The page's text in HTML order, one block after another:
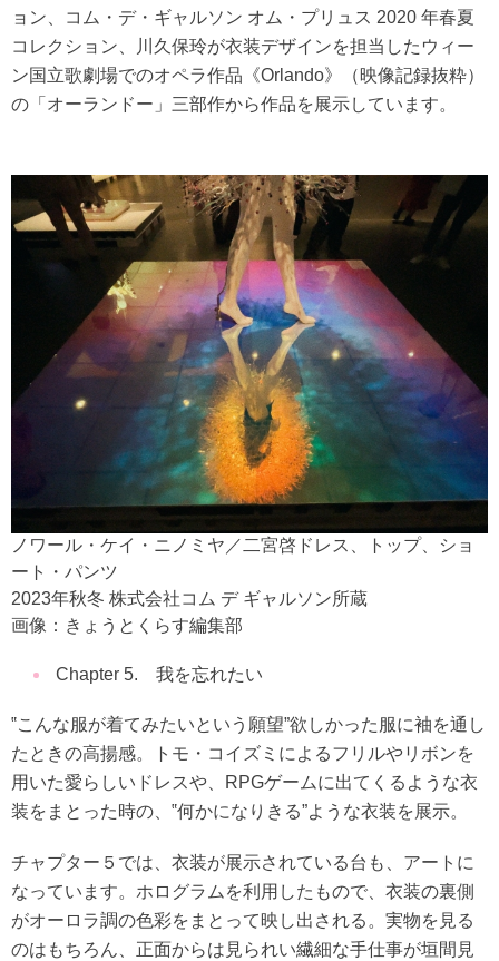
ョン、コム・デ・ギャルソン オム・プリュス 2020 年春夏
コレクション、川久保玲が衣装デザインを担当したウィー
ン国立歌劇場でのオペラ作品《Orlando》（映像記録抜粋）
の「オーランドー」三部作から作品を展示しています。
ノワール・ケイ・ニノミヤ／二宮啓ドレス、トップ、ショ
ート・パンツ
2023年秋冬 株式会社コム デ ギャルソン所蔵
画像：きょうとくらす編集部
Chapter 5. 我を忘れたい
‟こんな服が着てみたいという願望”欲しかった服に袖を通し
たときの高揚感。トモ・コイズミによるフリルやリボンを
用いた愛らしいドレスや、RPGゲームに出てくるような衣
装をまとった時の、‟何かになりきる”ような衣装を展示。
チャプター５では、衣装が展示されている台も、アートに
なっています。ホログラムを利用したもので、衣装の裏側
がオーロラ調の色彩をまとって映し出される。実物を見る
のはもちろん、正面からは見られい繊細な手仕事が垣間見